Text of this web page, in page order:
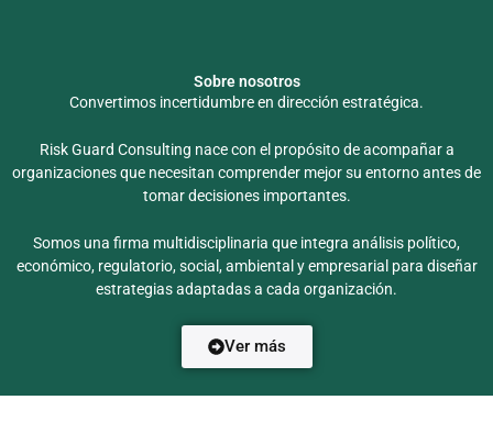
Sobre nosotros
Convertimos incertidumbre en dirección estratégica.
Risk Guard Consulting nace con el propósito de acompañar a
organizaciones que necesitan comprender mejor su entorno antes de
tomar decisiones importantes.
Somos una firma multidisciplinaria que integra análisis político,
económico, regulatorio, social, ambiental y empresarial para diseñar
estrategias adaptadas a cada organización.
Ver más